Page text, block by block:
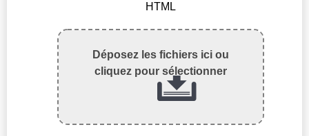
HTML
Déposez les fichiers ici ou
cliquez pour sélectionner